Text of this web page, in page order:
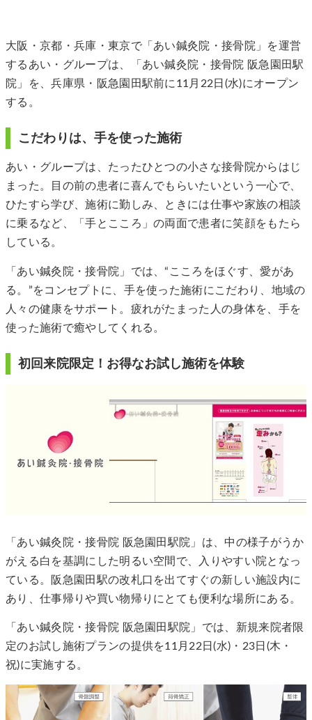
大阪・京都・兵庫・東京で「あい鍼灸院・接骨院」を運営
するあい・グループは、「あい鍼灸院・接骨院 阪急園田駅
院」を、兵庫県・阪急園田駅前に11月22日(水)にオープン
する。
こだわりは、手を使った施術
あい・グループは、たったひとつの小さな接骨院からはじ
まった。目の前の患者に喜んでもらいたいという一心で、
ひたすら学び、施術に勤しみ、ときには仕事や家族の相談
に乗るなど、「手とこころ」の両面で患者に笑顔をもたら
している。
「あい鍼灸院・接骨院」では、“こころをほぐす、愛があ
る。”をコンセプトに、手を使った施術にこだわり、地域の
人々の健康をサポート。疲れがたまった人の身体を、手を
使った施術で癒やしてくれる。
初回来院限定！お得なお試し施術を体験
「あい鍼灸院・接骨院 阪急園田駅院」は、中の様子がうか
がえる白を基調にした明るい空間で、入りやすい院となっ
ている。阪急園田駅の改札口を出てすぐの新しい施設内に
あり、仕事帰りや買い物帰りにとても便利な場所にある。
「あい鍼灸院・接骨院 阪急園田駅院」では、新規来院者限
定のお試し施術プランの提供を11月22日(水)・23日(木・
祝)に実施する。